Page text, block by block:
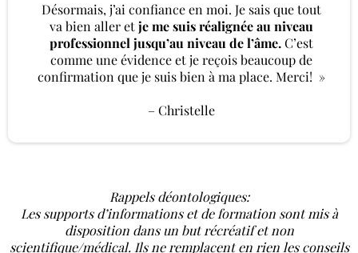
Désormais, j’ai confiance en moi. Je sais que tout
va bien aller etje me suis réalignée au niveau
professionnel jusqu’au niveau de l’âme.C’est
comme une évidence et je reçois beaucoup de
confirmation que je suis bien à ma place. Merci! »
– Christelle
Rappels déontologiques:
Les supports d’informations et de formation sont mis à
disposition dans un but récréatif et non
scientifique/médical. Ils ne remplacent en rien les conseils